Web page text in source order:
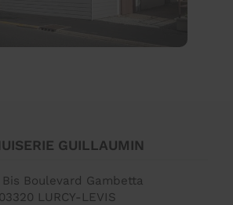
GUILLAUMIN
Bis Boulevard Gambetta
03320 LURCY-LEVIS